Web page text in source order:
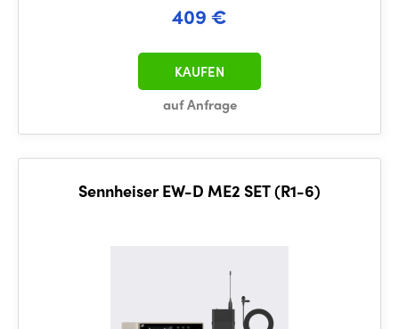
409 €
auf Anfrage
KAUFEN
Sennheiser EW-D ME2 SET (R1-6)